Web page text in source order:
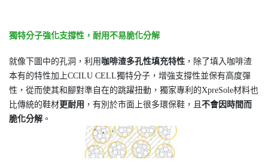
獨特分子強化支撐性，耐用不易脆化分解
就像下圖中的孔洞，利用 咖啡渣多孔性填充特性 ，除了填入咖啡渣
本有的特性加上CCILU CELL獨特分子，增強支撐性並保有高度彈
性，從而使其和腳對準自在的跳躍扭動，獨家專利的XpreSole材料也
比傳統的鞋材更耐用 ，有別於市面上很多環保鞋，且 不會因時間而
脆化分解 。